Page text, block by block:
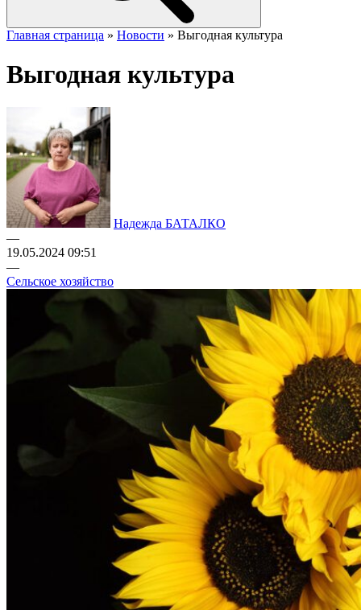
Главная страница » Новости » Выгодная культура
Выгодная культура
Надежда БАТАЛКО
—
19.05.2024 09:51
—
Сельское хозяйство